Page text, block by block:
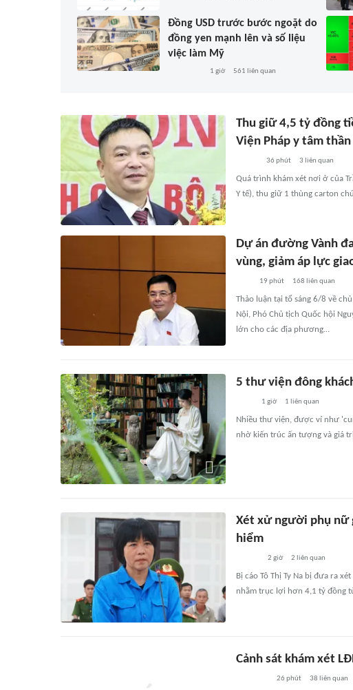
Đồng USD trước bước ngoặt do
đồng yen mạnh lên và số liệu
việc làm Mỹ
1 giờ 561 liên quan
Thu giữ 4,5 tỷ đồng
Viện Pháp y tâm
36 phút 3 liên quan
Quá trình khám xét nơi ở của
Y tế), thu giữ 1 thùng carton
Dự án đường Vành
vùng, giảm áp lực
19 phút 168 liên quan
Thảo luận tại tổ sáng 6/8 về
Nội, Phó Chủ tịch Quốc hội
lớn cho các địa phương…
5 thư viện đông
1 giờ 1 liên quan
Nhiều thư viện, được ví như
nhờ kiến trúc ấn tượng và giá
Xét xử người phụ nữ
hiểm
2 giờ 2 liên quan
Bị cáo Tô Thị Ty Na bị đưa ra
nhằm trục lợi hơn 4,1 tỷ đồng
Cảnh sát khám xét
26 phút 38 liên quan